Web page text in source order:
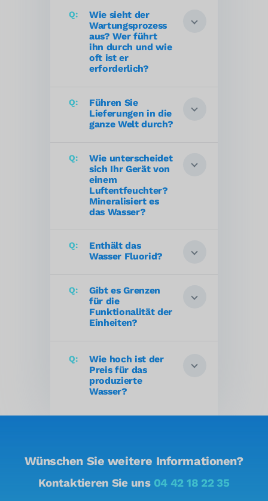
Wie sieht der
Wartungsprozess
aus? Wer führt
ihn durch und wie
oft ist er
erforderlich?
Führen Sie
Lieferungen in die
ganze Welt durch?
Wie unterscheidet
sich Ihr Gerät von
einem
Luftentfeuchter?
Mineralisiert es
das Wasser?
Enthält das
Wasser Fluorid?
Gibt es Grenzen
für die
Funktionalität der
Einheiten?
Wie hoch ist der
Preis für das
produzierte
Wasser?
Wünschen Sie weitere Informationen?
Kontaktieren Sie uns 04 42 18 22 35